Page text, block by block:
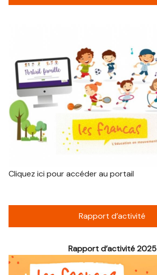
Cliquez ici pour accéder au portail
Rapport d’activité
Rapport d’activité 2025